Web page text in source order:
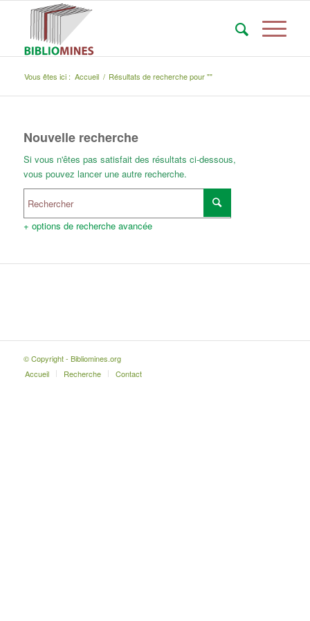
Vous êtes ici : Accueil / Résultats de recherche pour ""
Nouvelle recherche
Si vous n'êtes pas satisfait des résultats ci-dessous,
vous pouvez lancer une autre recherche.
+ options de recherche avancée
© Copyright - Bibliomines.org
Accueil
Recherche Contact